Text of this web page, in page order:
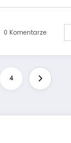
0 Komentarze
4